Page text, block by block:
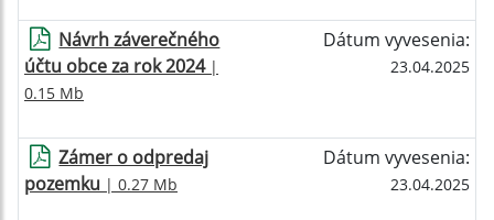
Návrh záverečného
účtu obce za rok 2024|
0.15 Mb
Dátum vyvesenia:
23.04.2025
Zámer o odpredaj
pozemku | 0.27 Mb
Dátum vyvesenia:
23.04.2025